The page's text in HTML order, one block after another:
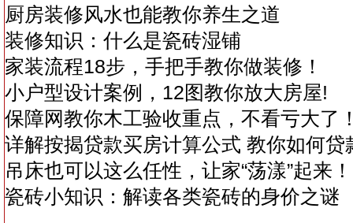
厨房装修风水也能教你养生之道
装修知识：什么是瓷砖湿铺
家装流程18步，手把手教你做装修！
小户型设计案例，12图教你放大房屋!
保障网教你木工验收重点，不看亏大了
详解按揭贷款买房计算公式 教你如何贷
吊床也可以这么任性，让家“荡漾”起来！
瓷砖小知识：解读各类瓷砖的身价之谜